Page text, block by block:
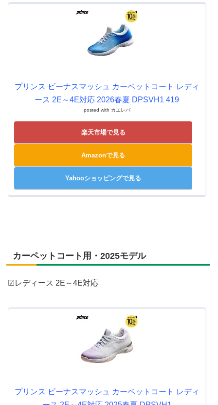
プリンス ビーナスマッシュ カーペットコート レディ
ース 2E～4E対応 2026春夏 DPSVH1 419
posted with カエレバ
楽天市場で見る
Amazonで見る
Yahooショッピングで見る
カーペットコート用・2025モデル
☑レディース 2E～4E対応
プリンス ビーナスマッシュ カーペットコート レディ